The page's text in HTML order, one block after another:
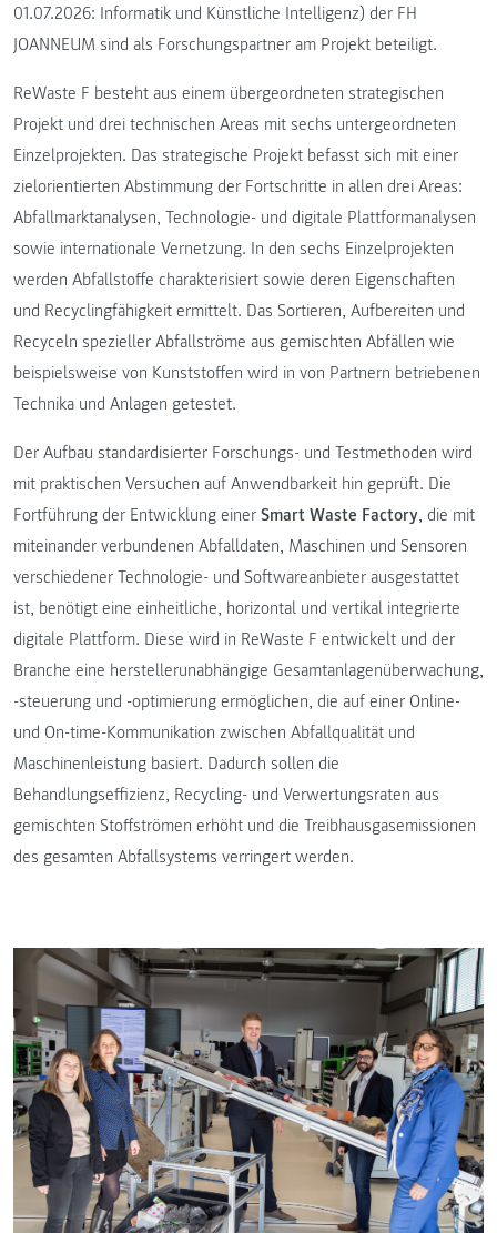
01.07.2026: Informatik und Künstliche Intelligenz) der FH
JOANNEUM sind als Forschungspartner am Projekt beteiligt.
ReWaste F besteht aus einem übergeordneten strategischen
Projekt und drei technischen Areas mit sechs untergeordneten
Einzelprojekten. Das strategische Projekt befasst sich mit einer
zielorientierten Abstimmung der Fortschritte in allen drei Areas:
Abfallmarktanalysen, Technologie- und digitale Plattformanalysen
sowie internationale Vernetzung. In den sechs Einzelprojekten
werden Abfallstoffe charakterisiert sowie deren Eigenschaften
und Recyclingfähigkeit ermittelt. Das Sortieren, Aufbereiten und
Recyceln spezieller Abfallströme aus gemischten Abfällen wie
beispielsweise von Kunststoffen wird in von Partnern betriebenen
Technika und Anlagen getestet.
Der Aufbau standardisierter Forschungs- und Testmethoden wird
mit praktischen Versuchen auf Anwendbarkeit hin geprüft. Die
Fortführung der Entwicklung einer Smart Waste Factory, die mit
miteinander verbundenen Abfalldaten, Maschinen und Sensoren
verschiedener Technologie- und Softwareanbieter ausgestattet
ist, benötigt eine einheitliche, horizontal und vertikal integrierte
digitale Plattform. Diese wird in ReWaste F entwickelt und der
Branche eine herstellerunabhängige Gesamtanlagenüberwachung,
-steuerung und -optimierung ermöglichen, die auf einer Online-
und On-time-Kommunikation zwischen Abfallqualität und
Maschinenleistung basiert. Dadurch sollen die
Behandlungseffizienz, Recycling- und Verwertungsraten aus
gemischten Stoffströmen erhöht und die Treibhausgasemissionen
des gesamten Abfallsystems verringert werden.